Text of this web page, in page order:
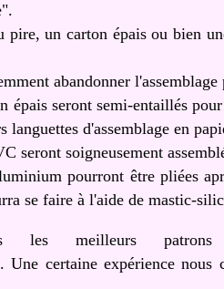
pire, un carton épais ou bien
abandonner l'assemblage
épais seront semi-entaillés
languettes d'assemblage en
seront soigneusement
pourront être pliées
se faire à l'aide de mastic-
les meilleurs
Une certaine expérience nous